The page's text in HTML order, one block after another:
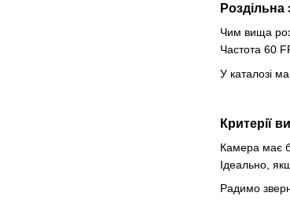
Роздільна
Чим вища
Частота 60
У каталозі
Критерії
Камера має
Ідеально,
Радимо